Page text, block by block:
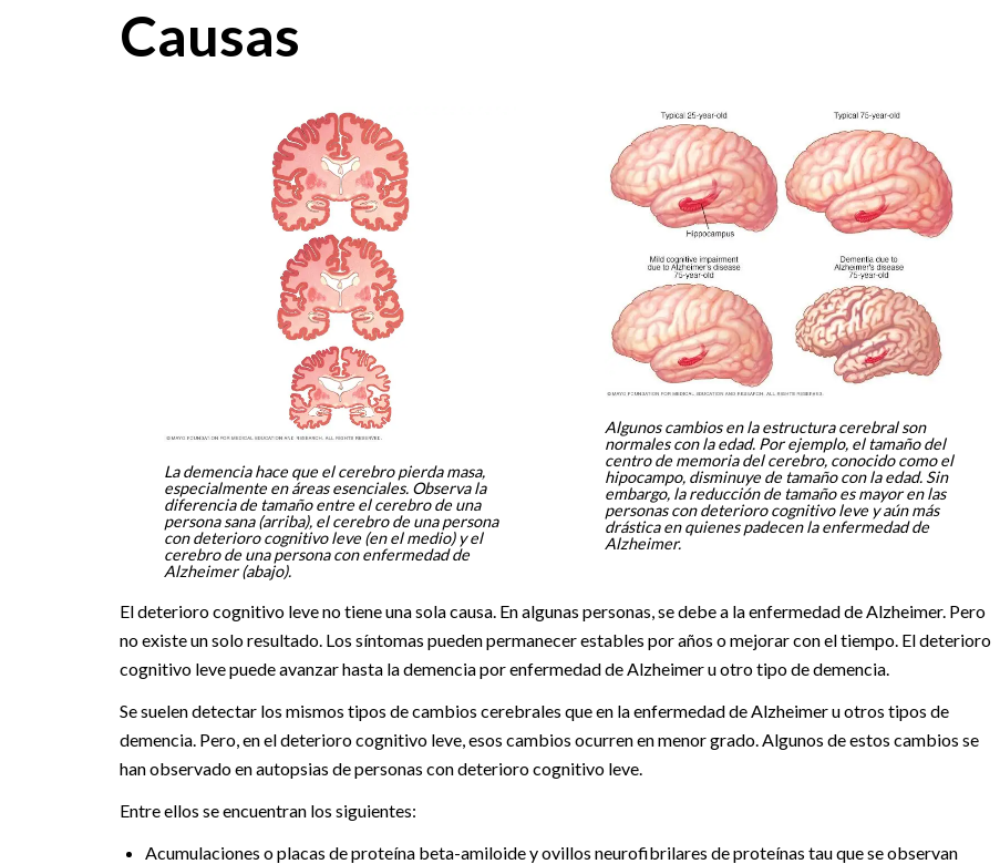
Causas
Algunos cambios en la estructura cerebral son
normales con la edad. Por ejemplo, el tamaño del
centro de memoria del cerebro, conocido como el
hipocampo, disminuye de tamaño con la edad. Sin
embargo, la reducción de tamaño es mayor en las
personas con deterioro cognitivo leve y aún más
drástica en quienes padecen la enfermedad de
Alzheimer.
La demencia hace que el cerebro pierda masa,
especialmente en áreas esenciales. Observa la
diferencia de tamaño entre el cerebro de una
persona sana (arriba), el cerebro de una persona
con deterioro cognitivo leve (en el medio) y el
cerebro de una persona con enfermedad de
Alzheimer (abajo).
El deterioro cognitivo leve no tiene una sola causa. En algunas personas, se debe a la enfermedad de Alzheimer. Pero
no existe un solo resultado. Los síntomas pueden permanecer estables por años o mejorar con el tiempo. El deterioro
cognitivo leve puede avanzar hasta la demencia por enfermedad de Alzheimer u otro tipo de demencia.
Se suelen detectar los mismos tipos de cambios cerebrales que en la enfermedad de Alzheimer u otros tipos de
demencia. Pero, en el deterioro cognitivo leve, esos cambios ocurren en menor grado. Algunos de estos cambios se
han observado en autopsias de personas con deterioro cognitivo leve.
Entre ellos se encuentran los siguientes:
Acumulaciones o placas de proteína beta-amiloide y ovillos neurofibrilares de proteínas tau que se observan